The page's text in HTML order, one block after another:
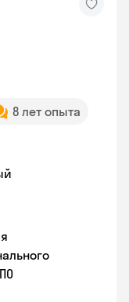
8 лет опыта